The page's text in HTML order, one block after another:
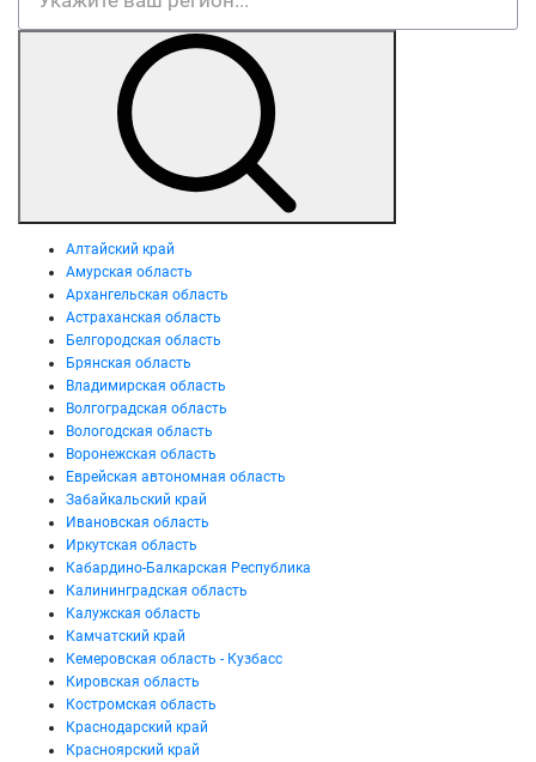
Алтайский край
Амурская область
Архангельская область
Астраханская область
Белгородская область
Брянская область
Владимирская область
Волгоградская область
Вологодская область
Воронежская область
Еврейская автономная область
Забайкальский край
Ивановская область
Иркутская область
Кабардино-Балкарская Республика
Калининградская область
Калужская область
Камчатский край
Кемеровская область - Кузбасс
Кировская область
Костромская область
Краснодарский край
Красноярский край